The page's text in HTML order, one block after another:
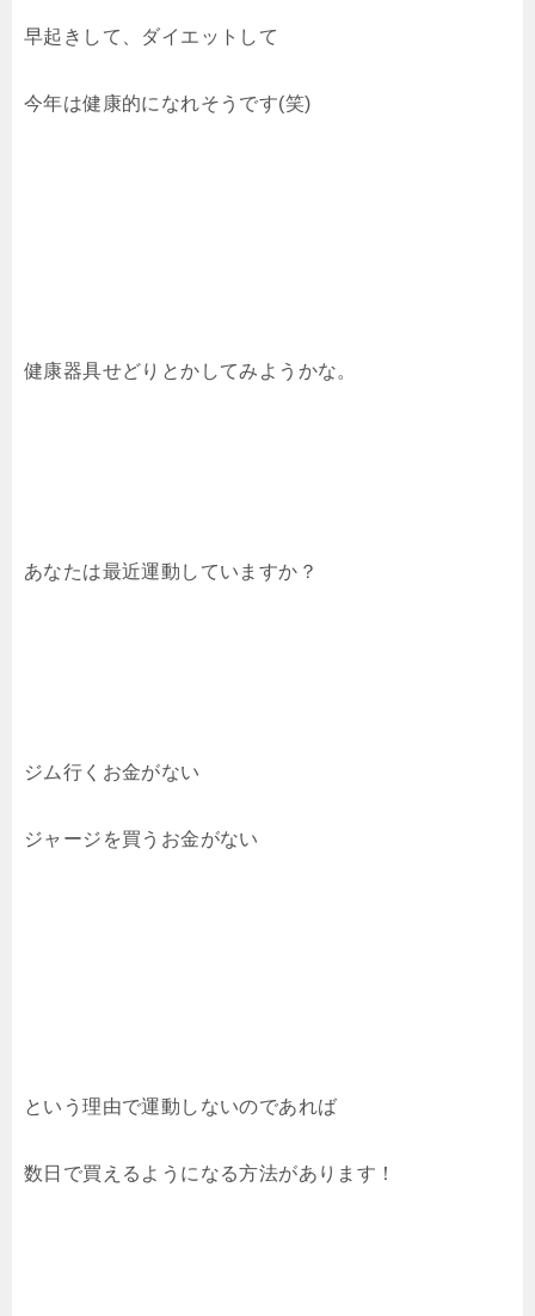
早起きして、ダイエットして
今年は健康的になれそうです(笑)
健康器具せどりとかしてみようかな。
あなたは最近運動していますか？
ジム行くお金がない
ジャージを買うお金がない
という理由で運動しないのであれば
数日で買えるようになる方法があります！